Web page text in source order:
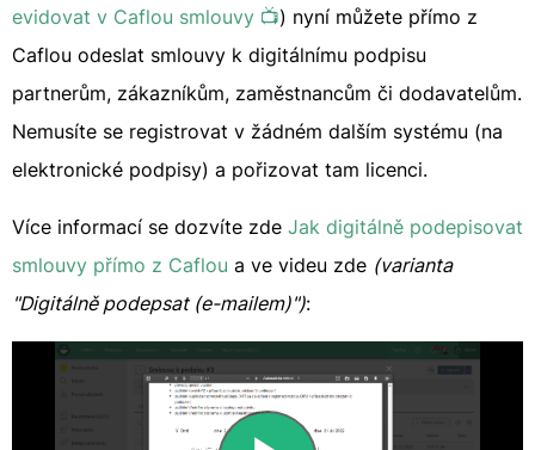
evidovat v Caflou smlouvy 📺) nyní můžete přímo z
Caflou odeslat smlouvy k digitálnímu podpisu
partnerům, zákazníkům, zaměstnancům či dodavatelům.
Nemusíte se registrovat v žádném dalším systému (na
elektronické podpisy) a pořizovat tam licenci.
Více informací se dozvíte zde Jak digitálně podepisovat
smlouvy přímo z Caflou a ve videu zde (varianta
"Digitálně podepsat (e-mailem)"):